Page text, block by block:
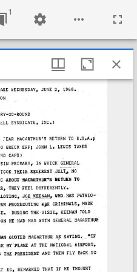
1